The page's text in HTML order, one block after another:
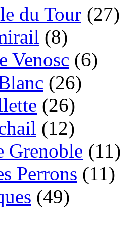
du Tour (27)
(8)
Venosc (6)
(26)
(26)
(12)
Grenoble (11)
Perrons (11)
(49)